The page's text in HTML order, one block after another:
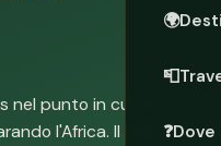
🌍
📮
❓Dove
punto in cui le
l'Africa. Il lago più